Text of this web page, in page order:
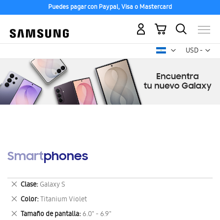
Puedes pagar con Paypal, Visa o Mastercard
USD -
dólar
Mi carrito
Smartphones
Clase Galaxy S
Eliminar
este
artículo
Color Titanium Violet
Eliminar
este
Tamaño de pantalla 6.0" - 6.9"
Eliminar